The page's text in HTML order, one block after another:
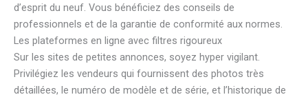
d’esprit du neuf. Vous bénéficiez des conseils de
professionnels et de la garantie de conformité aux normes.
Les plateformes en ligne avec filtres rigoureux
Sur les sites de petites annonces, soyez hyper vigilant.
Privilégiez les vendeurs qui fournissent des photos très
détaillées, le numéro de modèle et de série, et l’historique de